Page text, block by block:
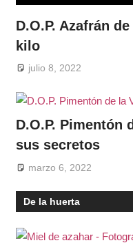
D.O.P. Azafrán
kilo
julio 8, 2022
D.O.P. Pimentón
sus secretos
marzo 6, 2022
De la huerta